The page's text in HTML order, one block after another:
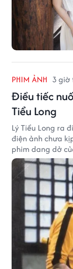
PHIM ẢNH 3 giờ
Điều tiếc
Tiểu Long
Lý Tiểu Long ra
điện ảnh chưa
phim dang dở
tiếc nuối.